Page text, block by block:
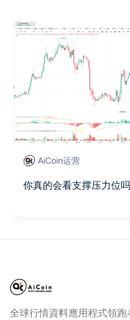
AiCoin运营
你真的会看支撑压力位
全球行情資料應用程式領